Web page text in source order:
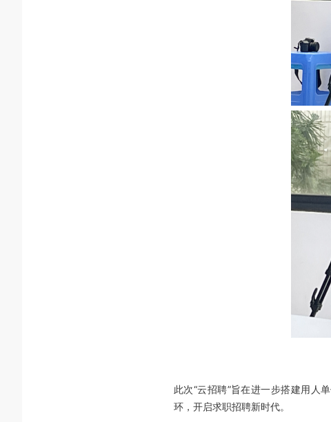
此次“云招聘”旨在进一步搭建用人
环，开启求职招聘新时代。